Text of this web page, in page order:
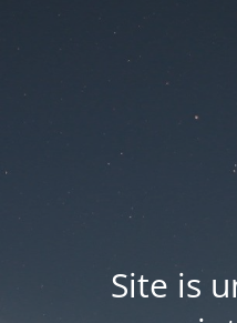
Site is